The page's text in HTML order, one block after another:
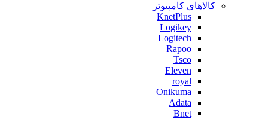
کالاهای کامپیوتر
KnetPlus
Logikey
Logitech
Rapoo
Tsco
Eleven
royal
Onikuma
Adata
Bnet